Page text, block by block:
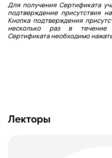
Для получения Сертификата
подтверждение присутствия
Кнопка подтверждения
несколько раз в течение
Сертификата необходимо
Лекторы